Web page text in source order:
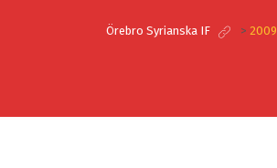
Örebro Syrianska IF > 2009